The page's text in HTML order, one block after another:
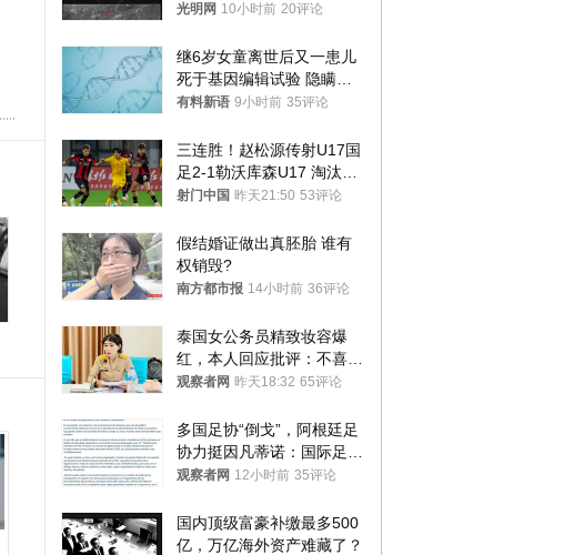
光明网 10小时前 20评论
继6岁女童离世后又一患儿
死于基因编辑试验 隐瞒一
年才对外披露
有料新语 9小时前 35评论
三连胜！赵松源传射U17国
足2-1勒沃库森U17 淘汰赛
将战河床
射门中国 昨天21:50 53评论
假结婚证做出真胚胎 谁有
权销毁?
南方都市报 14小时前 36评论
泰国女公务员精致妆容爆
红，本人回应批评：不喜欢
就别看
观察者网 昨天18:32 65评论
多国足协“倒戈”，阿根廷足
协力挺因凡蒂诺：国际足联
今后应继续在其领导下前行
观察者网 12小时前 35评论
国内顶级富豪补缴最多500
亿，万亿海外资产难藏了？